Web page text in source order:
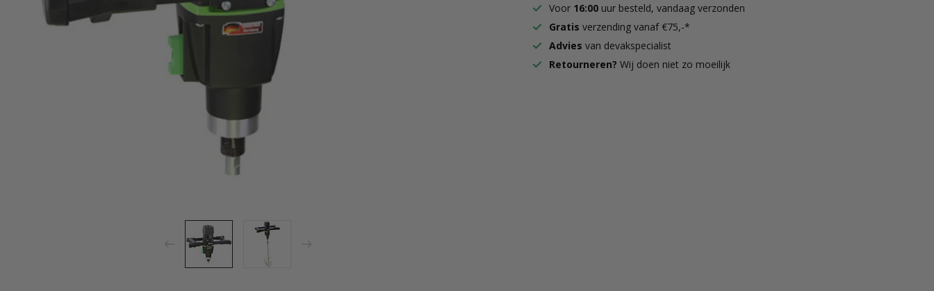
Voor 16:00 uur besteld, vandaag verzonden
Gratis verzending vanaf €75,-*
Advies van devakspecialist
Retourneren?Wij doen niet zo moeilijk